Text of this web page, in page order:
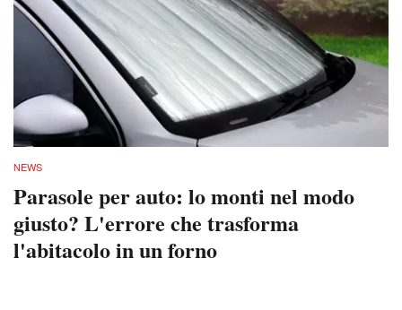
NEWS
Parasole per auto: lo monti nel modo
giusto? L'errore che trasforma
l'abitacolo in un forno